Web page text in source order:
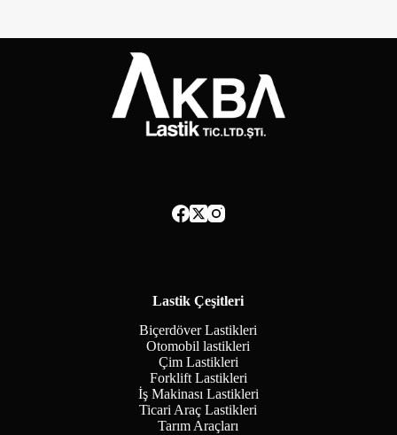
Lastik Çeşitleri
Biçerdöver Lastikleri
Otomobil lastikleri
Çim Lastikleri
Forklift Lastikleri
İş Makinası Lastikleri
Ticari Araç Lastikleri
Tarım Araçları